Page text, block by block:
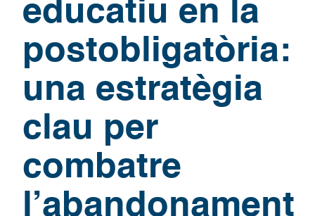
educatiu en la
postobligatòria:
una estratègia
clau per
combatre
l’abandonament